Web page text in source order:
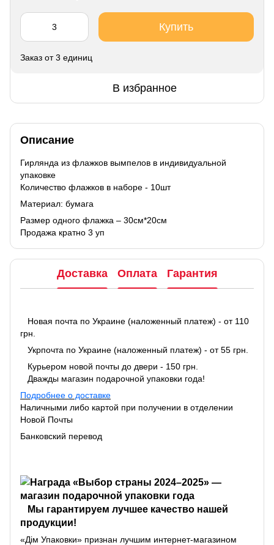
Купить
Заказ от 3 единиц
В избранное
Описание
Гирлянда из флажков вымпелов в индивидуальной
упаковке
Количество флажков в наборе - 10шт
Материал: бумага
Размер одного флажка – 30см*20см
Продажа кратно 3 уп
Доставка Оплата Гарантия
Новая почта по Украине (наложенный платеж) - от 110
грн.
Укрпочта по Украине (наложенный платеж) - от 55 грн.
Курьером новой почты до двери - 150 грн.
Дважды магазин подарочной упаковки года!
Подробнее о доставке
Наличными либо картой при получении в отделении
Новой Почты
Банковский перевод
Мы гарантируем лучшее качество нашей
продукции!
«Дім Упаковки» признан лучшим интернет-магазином